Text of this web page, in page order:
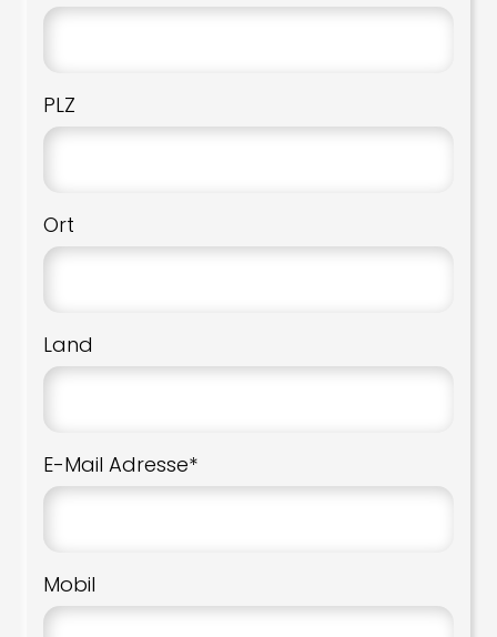
PLZ
Ort
Land
E-Mail Adresse*
Mobil